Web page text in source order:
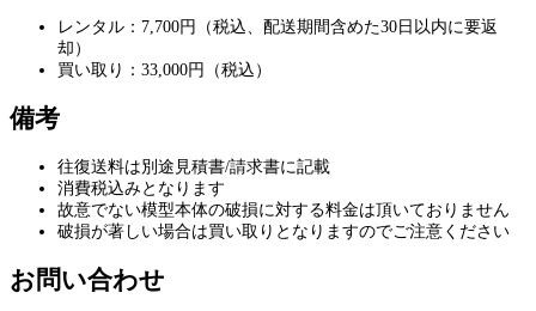
レンタル：7,700円（税込、配送期間含めた30日以内に要返
却）
買い取り：33,000円（税込）
備考
往復送料は別途見積書/請求書に記載
消費税込みとなります
故意でない模型本体の破損に対する料金は頂いておりません
破損が著しい場合は買い取りとなりますのでご注意ください
お問い合わせ